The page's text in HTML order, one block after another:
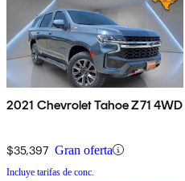
2021 Chevrolet Tahoe Z71 4WD
$35,397 Gran oferta
Incluye tarifas de conc.